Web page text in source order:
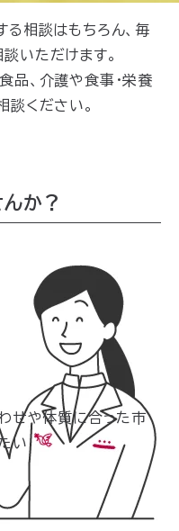
る相談はもちろん、毎
いただけます。
品、介護や食事・栄養
談ください。
か？
せや体質に合った市
い